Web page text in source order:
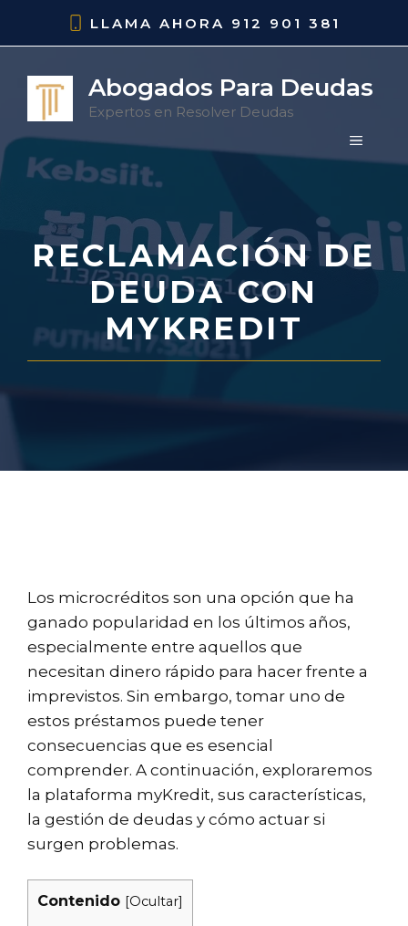
LLAMA AHORA 912 901 381
Abogados Para Deudas
Expertos en Resolver Deudas
MENÚ
RECLAMACIÓN DE
DEUDA CON
MYKREDIT
Los microcréditos son una opción que ha
ganado popularidad en los últimos años,
especialmente entre aquellos que
necesitan dinero rápido para hacer frente a
imprevistos. Sin embargo, tomar uno de
estos préstamos puede tener
consecuencias que es esencial
comprender. A continuación, exploraremos
la plataforma myKredit, sus características,
la gestión de deudas y cómo actuar si
surgen problemas.
Contenido [Ocultar]